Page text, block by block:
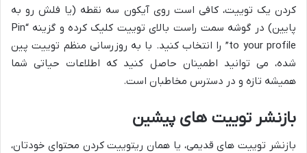
کردن یک توییت، کافی است روی آیکون سه نقطه (یا فلش رو به
پایین) در گوشه سمت راست بالای توییت کلیک کرده و گزینه “Pin
to your profile” را انتخاب کنید. با به روزرسانی منظم توییت پین
شده، می توانید اطمینان حاصل کنید که اطلاعات حیاتی شما
همیشه تازه و در دسترس مخاطبان است.
بازنشر توییت های پیشین
بازنشر توییت های قدیمی، یا همان ریتوییت کردن محتوای خودتان،